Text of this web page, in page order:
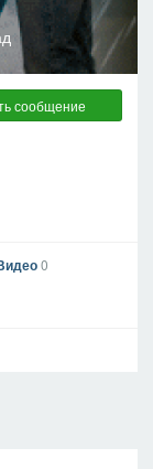
сообщение
0